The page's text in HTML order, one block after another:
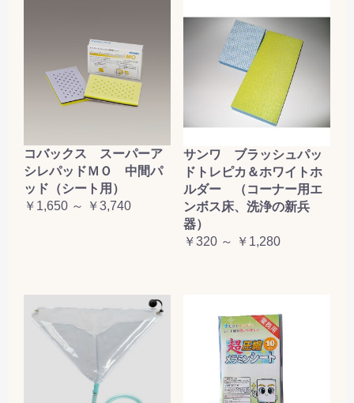
コバックス スーパーア
シレパッドＭＯ 中間パ
ッド（シート用）
￥1,650 ～ ￥3,740
サンワ ブラッシュパッ
ドトレピカ＆ホワイトホ
ルダー （コーナー用エ
ンボス床、洗浄の新兵
器）
￥320 ～ ￥1,280